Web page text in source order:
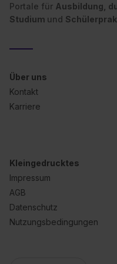
Wirkung für die Zukunft
Datenschutzerklärung
Impressum
Portale für Ausbildung,
Studium und
Über uns
Kontakt
Karriere
Kleingedrucktes
Impressum
AGB
Datenschutz
Nutzungsbedingungen